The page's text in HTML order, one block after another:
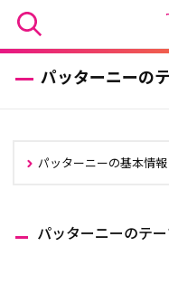
パッターニーの
パッターニーの基本情報
パッターニーのテ